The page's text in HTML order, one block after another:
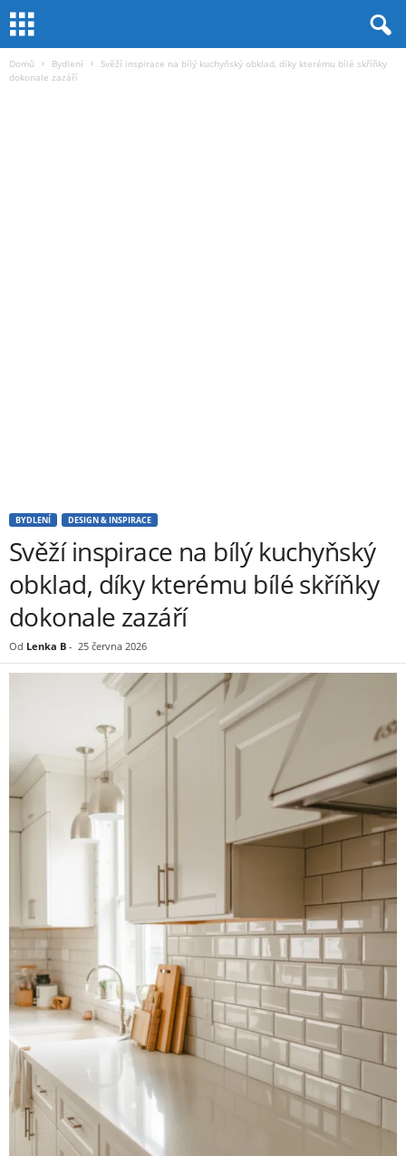
Domů Bydlení
Svěží inspirace na bílý kuchyňský obklad, díky kterému bílé skříňky
dokonale zazáří
BYDLENÍ DESIGN & INSPIRACE
Svěží inspirace na bílý kuchyňský
obklad, díky kterému bílé skříňky
dokonale zazáří
Od Lenka B - 25 června 2026